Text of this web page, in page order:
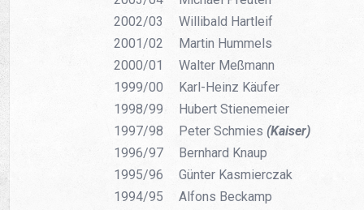
2002/03
Willibald Hartleif
2001/02
Martin Hummels
2000/01
Walter Meßmann
1999/00
Karl-Heinz Käufer
1998/99
Hubert Stienemeier
1997/98
Peter Schmies (Kaiser)
1996/97
Bernhard Knaup
1995/96
Günter Kasmierczak
1994/95
Alfons Beckamp